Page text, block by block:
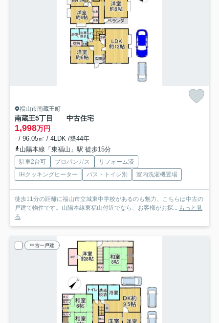
福山市南蔵王町
南蔵王5丁目 中古住宅
1,998万円
- / 96.05㎡ / 4LDK /築44年
山陽本線「東福山」駅 徒歩15分
駐車2台可 プロパンガス
リフォーム済
IHクッキングヒーター
バス・トイレ別 室内洗濯機置場
徒歩11分の距離に福山市立城東中学校があるのも魅力。こちらは中古の
戸建て物件です。山陽本線東福山付近でなら、お客様がお探... もっと見
る
中古一戸建